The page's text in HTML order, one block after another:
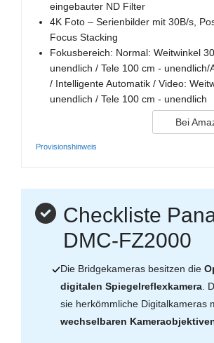
eingebauter ND Filter
4K Foto – Serienbilder mit 30B/s,
Focus Stacking
Fokusbereich: Normal: Weitwinkel
unendlich / Tele 100 cm - unendlich/
/ Intelligente Automatik / Video:
unendlich / Tele 100 cm - unendlich
Bei
Provisionshinweis
Checkliste
DMC-FZ2000
Die Bridgekameras besitzen die
digitalen Spiegelreflexkamera .
sie herkömmliche Digitalkameras
wechselbaren